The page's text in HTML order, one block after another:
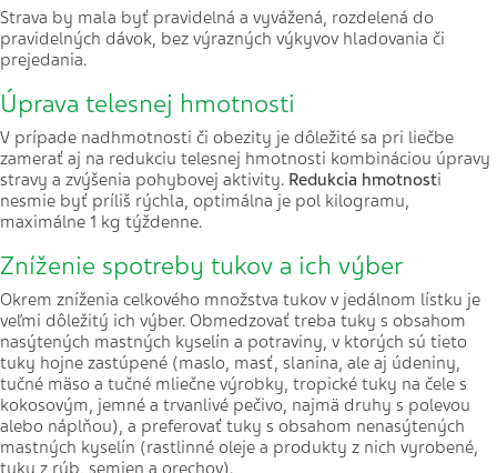
Strava by mala byť pravidelná a vyvážená, rozdelená do
pravidelných dávok, bez výrazných výkyvov hladovania či
prejedania.
Úprava telesnej hmotnosti
V prípade nadhmotnosti či obezity je dôležité sa pri liečbe
zamerať aj na redukciu telesnej hmotnosti kombináciou úpravy
stravy a zvýšenia pohybovej aktivity. Redukcia hmotnosti
nesmie byť príliš rýchla, optimálna je pol kilogramu,
maximálne 1 kg týždenne.
Zníženie spotreby tukov a ich výber
Okrem zníženia celkového množstva tukov v jedálnom lístku je
veľmi dôležitý ich výber. Obmedzovať treba tuky s obsahom
nasýtených mastných kyselín a potraviny, v ktorých sú tieto
tuky hojne zastúpené (maslo, masť, slanina, ale aj údeniny,
tučné mäso a tučné mliečne výrobky, tropické tuky na čele s
kokosovým, jemné a trvanlivé pečivo, najmä druhy s polevou
alebo náplňou), a preferovať tuky s obsahom nenasýtených
mastných kyselín (rastlinné oleje a produkty z nich vyrobené,